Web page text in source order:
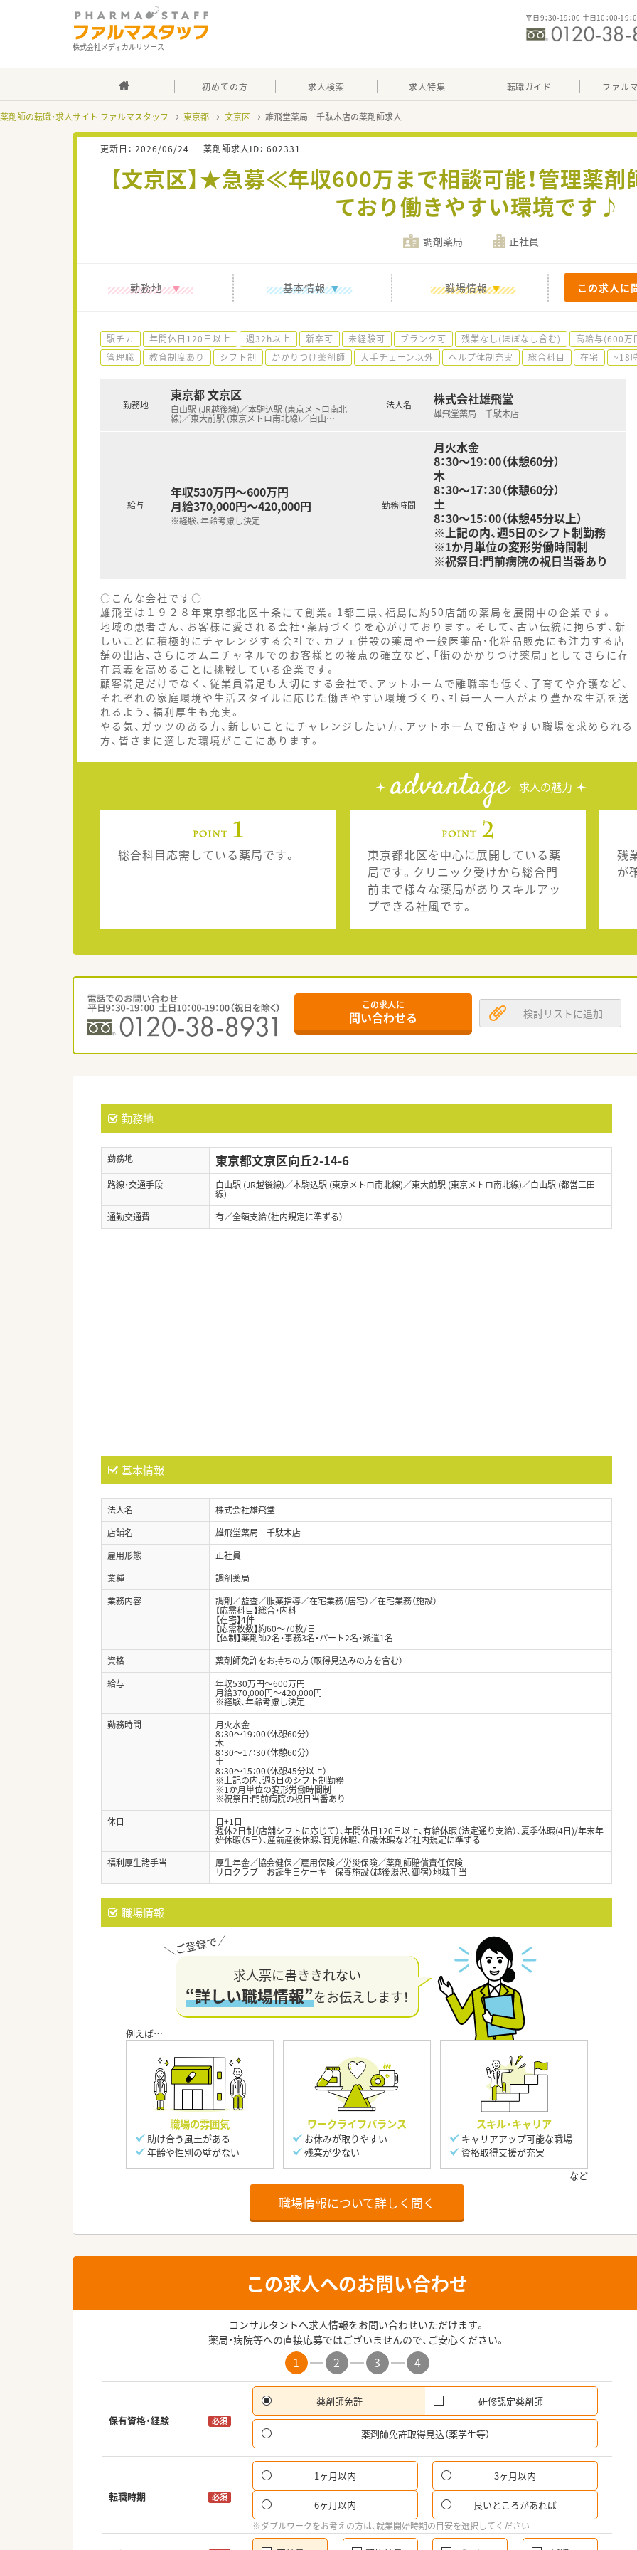
株式会社メディカルリソース
平日9：30-19：00 土日10：00-19：
初めての方 求人検索 求人特集 転職ガイド ファル
薬剤師の転職・求人サイト ファルマスタッフ 東京都 文京区 雄飛堂薬局 千駄木店の薬剤師求人
更新日： 2026/06/24 薬剤師求人ID： 602331
【文京区】★急募≪年収600万まで相談可能！管理薬
ており働きやすい環境です♪
調剤薬局 正社員
勤務地 基本情報 職場情報 この求人に
駅チカ 年間休日120日以上 週32h以上 新卒可 未経験可 ブランク可 残業なし(ほぼなし含む) 高給与(600万
管理職
教育制度あり シフト制 かかりつけ薬剤師 大手チェーン以外 ヘルプ体制充実 総合科目 在宅 ~18
勤務地
東京都 文京区
白山駅 (JR越後線)／本駒込駅 (東京メトロ南北
線)／東大前駅 (東京メトロ南北線)／白山…
給与
年収530万円～600万円
月給370,000円～420,000円
※経験、年齢考慮し決定
法人名 株式会社雄飛堂
雄飛堂薬局 千駄木店
勤務時間
月火水金
8：30～19：00（休憩60分）
木
8：30～17：30（休憩60分）
土
8：30～15：00（休憩45分以上）
※上記の内、週5日のシフト制勤務
※1か月単位の変形労働時間制
※祝祭日:門前病院の祝日当番あり
○こんな会社です○
雄飛堂は１９２８年東京都北区十条にて創業。1都三県、福島に約50店舗の薬局を展開中の企業です。
地域の患者さん、お客様に愛される会社・薬局づくりを心がけております。そして、古い伝統に拘らず、新
しいことに積極的にチャレンジする会社で、カフェ併設の薬局や一般医薬品・化粧品販売にも注力する店
舗の出店、さらにオムニチャネルでのお客様との接点の確立など、「街のかかりつけ薬局」としてさらに存
在意義を高めることに挑戦している企業です。
顧客満足だけでなく、従業員満足も大切にする会社で、アットホームで離職率も低く、子育てや介護など、
それぞれの家庭環境や生活スタイルに応じた働きやすい環境づくり、社員一人一人がより豊かな生活を送
れるよう、福利厚生も充実。
やる気、ガッツのある方、新しいことにチャレンジしたい方、アットホームで働きやすい職場を求められる
方、皆さまに適した環境がここにあります。
advantage 求人の魅力
総合科目応需している薬局です。
東京都北区を中心に展開している薬
局です。クリニック受けから総合門
前まで様々な薬局がありスキルアッ
プできる社風です。
残
が
この求人に
問い合わせる 検討リストに追加
勤務地
勤務地 東京都文京区向丘2-14-6
路線・交通手段 白山駅 (JR越後線)／本駒込駅 (東京メトロ南北線)／東大前駅 (東京メトロ南北線)／白山駅 (都営三田
線)
通勤交通費
有／全額支給（社内規定に準ずる）
基本情報
法人名
株式会社雄飛堂
店舗名
雄飛堂薬局 千駄木店
雇用形態
正社員
業種
調剤薬局
業務内容
調剤／監査／服薬指導／在宅業務（居宅）／在宅業務（施設）
【応需科目】総合・内科
【在宅】4件
【応需枚数】約60～70枚/日
【体制】薬剤師2名・事務3名・パート2名・派遣1名
資格
薬剤師免許をお持ちの方（取得見込みの方を含む）
給与
年収530万円～600万円
月給370,000円～420,000円
※経験、年齢考慮し決定
勤務時間
月火水金
8：30～19：00（休憩60分）
木
8：30～17：30（休憩60分）
土
8：30～15：00（休憩45分以上）
※上記の内、週5日のシフト制勤務
※1か月単位の変形労働時間制
※祝祭日:門前病院の祝日当番あり
休日
日+1日
週休2日制（店舗シフトに応じて）、年間休日120日以上、有給休暇（法定通り支給）、夏季休暇(4日)/年末年
始休暇（5日）、産前産後休暇、育児休暇、介護休暇など社内規定に準ずる
福利厚生諸手当
厚生年金／協会健保／雇用保険／労災保険／薬剤師賠償責任保険
リロクラブ お誕生日ケーキ 保養施設（越後湯沢、御宿）地域手当
職場情報
求人票に書ききれない
“詳しい職場情報”をお伝えします！
職場の雰囲気
助け合う風土がある
年齢や性別の壁がない
ワークライフバランス
お休みが取りやすい
残業が少ない
スキル・キャリア
キャリアアップ可能な職場
資格取得支援が充実
職場情報について詳しく聞く
この求人へのお問い合わせ
コンサルタントへ求人情報をお問い合わせいただけます。
薬局・病院等への直接応募ではございませんので、ご安心ください。
1 2 3 4
保有資格・経験 必須
薬剤師免許 研修認定薬剤師
薬剤師免許取得見込（薬学生等）
転職時期 必須
1ヶ月以内 3ヶ月以内
6ヶ月以内 良いところがあれば
※ダブルワークをお考えの方は、就業開始時期の目安を選択してください